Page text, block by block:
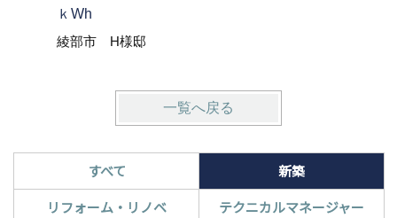
ｋWh
綾部市 H様邸
一覧へ戻る
すべて
新築
リフォーム・リノベ
テクニカルマネージャー